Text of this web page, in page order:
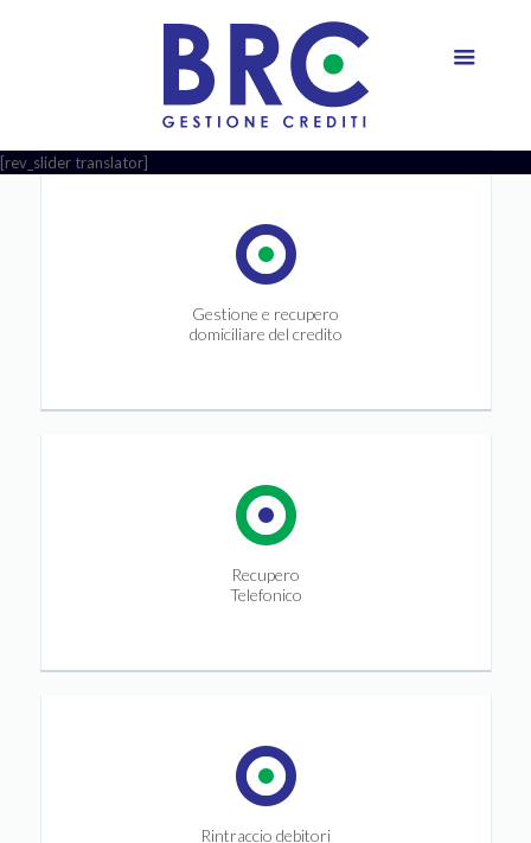
[rev_slider translator]
Gestione e recupero
domiciliare del credito
Recupero
Telefonico
Rintraccio debitori